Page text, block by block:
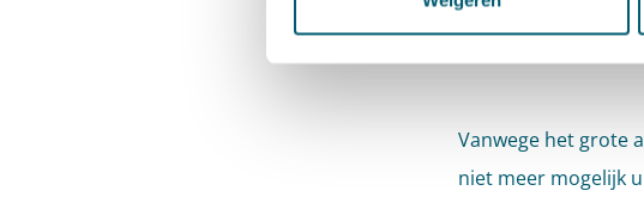
daarvan in de
Vanwege het grote
niet meer mogelijk